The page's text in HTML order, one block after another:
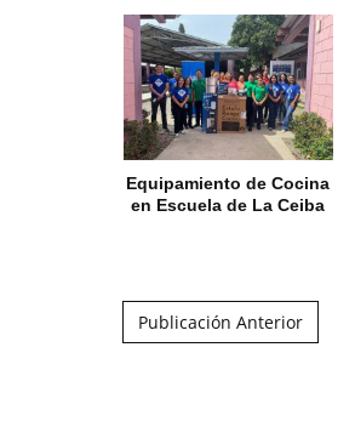
Equipamiento de Cocina
en Escuela de La Ceiba
Publicación Anterior